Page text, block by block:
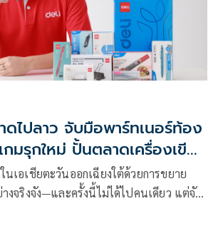
ดไปลาว จับมือพาร์ทเนอร์ท้อง
มรุกใหม่ ปั้นตลาดเครื่องเขียน
ยกัน
นเอเชียตะวันออกเฉียงใต้ด้วยการขยาย
งจริงจัง—และครั้งนี้ไม่ได้ไปคนเดียว แต่จับ